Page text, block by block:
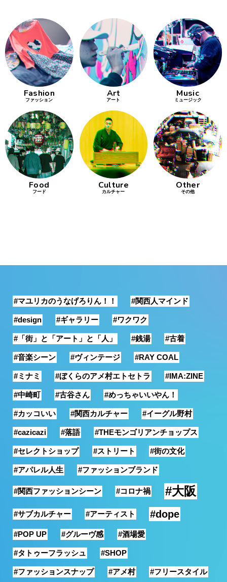
阪
の文
化
とは応援
立ったら
行動
するよう
ザインを
バファ
ズのキ
ャップ
銭湯
Fashion
ファッション
Art
アート
Music
ミュージック
Food
フード
Culture
カルチャー
Other
その他
#マユリカのうなげろりん！！ #関西人マインド
#design #ギャラリー #ワクワク
#「街」と「アート」と「人」 #銭湯 #古着
#音楽シーン #ヴィンテージ #RAY COAL
#ミナミ #ぼくらのアメ村エトセトラ #IMA:ZINE
#中崎町 #古谷さん #めっちゃいいやん！
#カッコいい #関西カルチャー #イーグル野村
#cazicazi #落語 #THEモンゴリアンチョップス
#セレクトショップ #ストリート #街の文化
#アパレル人生 #ファッションブランド
#関西ファッションシーン #コロナ禍 #大阪
#サブカルチャー #アーティスト #dope
#POP UP #グルーヴ感 #酒場愛
#タトゥーフラッシュ #SHOP
#ファッションスナップ #アメ村 #フリースタイル